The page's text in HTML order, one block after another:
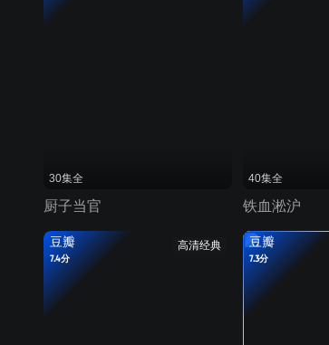
30集全
厨子当官
40集全
铁血淞沪
高清经典
豆瓣
7.4分
豆瓣
7.3分